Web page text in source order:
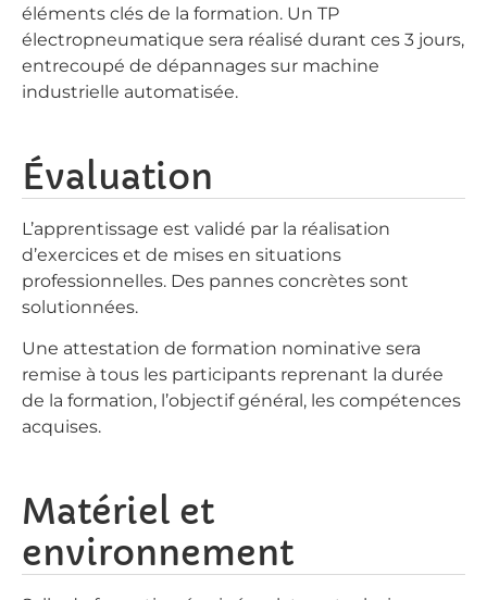
éléments clés de la formation. Un TP
électropneumatique sera réalisé durant ces 3 jours,
entrecoupé de dépannages sur machine
industrielle automatisée.
Évaluation
L’apprentissage est validé par la réalisation
d’exercices et de mises en situations
professionnelles. Des pannes concrètes sont
solutionnées.
Une attestation de formation nominative sera
remise à tous les participants reprenant la durée
de la formation, l’objectif général, les compétences
acquises.
Matériel et
environnement